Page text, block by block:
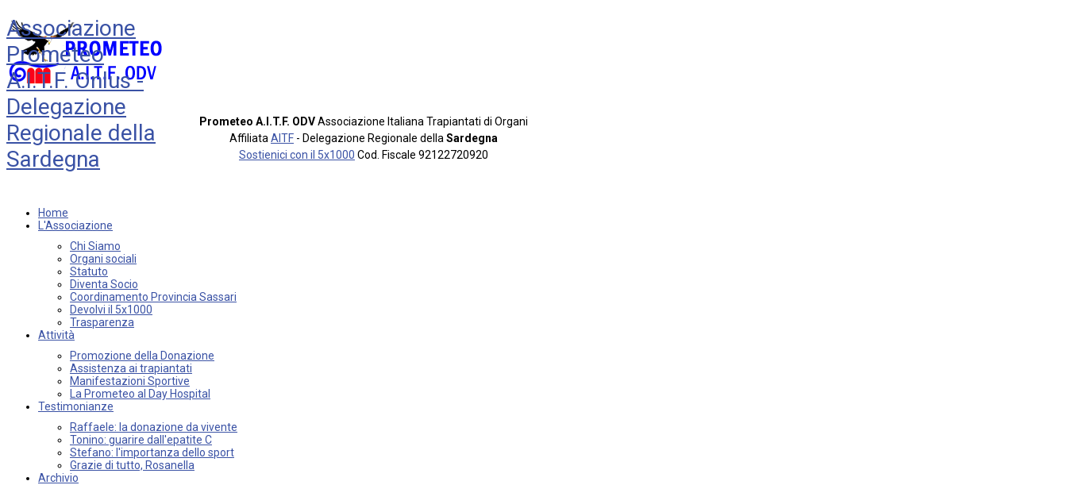
Associazione
Prometeo
A.I.T.F. Onlus -
Delegazione
Regionale della
Sardegna
Prometeo A.I.T.F. ODVAssociazione Italiana Trapiantati di Organi
Affiliata AITF - Delegazione Regionale della Sardegna
Sostienici con il 5x1000 Cod. Fiscale 92122720920
Home
L'Associazione
Chi Siamo
Organi sociali
Statuto
Diventa Socio
Coordinamento Provincia Sassari
Devolvi il 5x1000
Trasparenza
Attività
Promozione della Donazione
Assistenza ai trapiantati
Manifestazioni Sportive
La Prometeo al Day Hospital
Testimonianze
Raffaele: la donazione da vivente
Tonino: guarire dall'epatite C
Stefano: l'importanza dello sport
Grazie di tutto, Rosanella
Archivio